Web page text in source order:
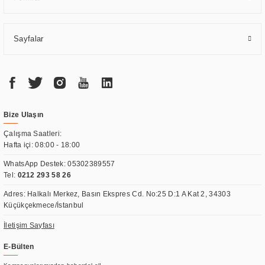
Sayfalar
Bize Ulaşın
Çalışma Saatleri:
Hafta içi: 08:00 - 18:00
WhatsApp Destek:05302389557
Tel: 0212 293 58 26
Adres: Halkalı Merkez, Basın Ekspres Cd. No:25 D:1 A Kat 2, 34303
Küçükçekmece/İstanbul
İletişim Sayfası
E-Bülten